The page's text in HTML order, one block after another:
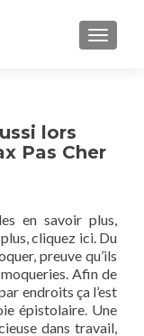
lors
Pas Cher
en savoir plus,
cliquez ici. Du
preuve qu’ils
Afin de
endroits ça l’est
épistolaire. Une
dans travail,